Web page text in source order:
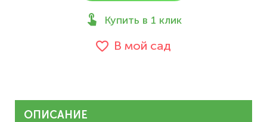
Купить в 1 клик
В мой сад
ОПИСАНИЕ